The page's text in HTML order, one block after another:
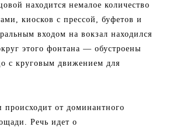
находится немалое количество
киосков с прессой, буфетов и
входом на вокзал находился
этого фонтана — обустроены
с круговым движением для
от доминантного
Речь идет о